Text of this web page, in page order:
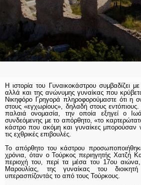
Η ιστορία του Γυναικοκάστρου συμβαδίζει
αλλά και της ανώνυμης γυναίκας που
Νικηφόρο Γρηγορά πληροφορούμαστε ότι η
στους «εγχωρίους», δηλαδή στους
παλαιά ονομασία, την οποία εξηγεί ο
συνδεόμενης με το απόρθητο, «το
κάστρο που ακόμη και γυναίκες
τις εχθρικές επιβουλές.
Το απόρθητο του κάστρου
χρόνια, όταν ο Τούρκος περιηγητής Χατζή
περιοχή του, περί τα μέσα του 17ου
Μαρουλίας, της γυναίκας του
υπερασπίζοντάς το από τους Τούρκους.